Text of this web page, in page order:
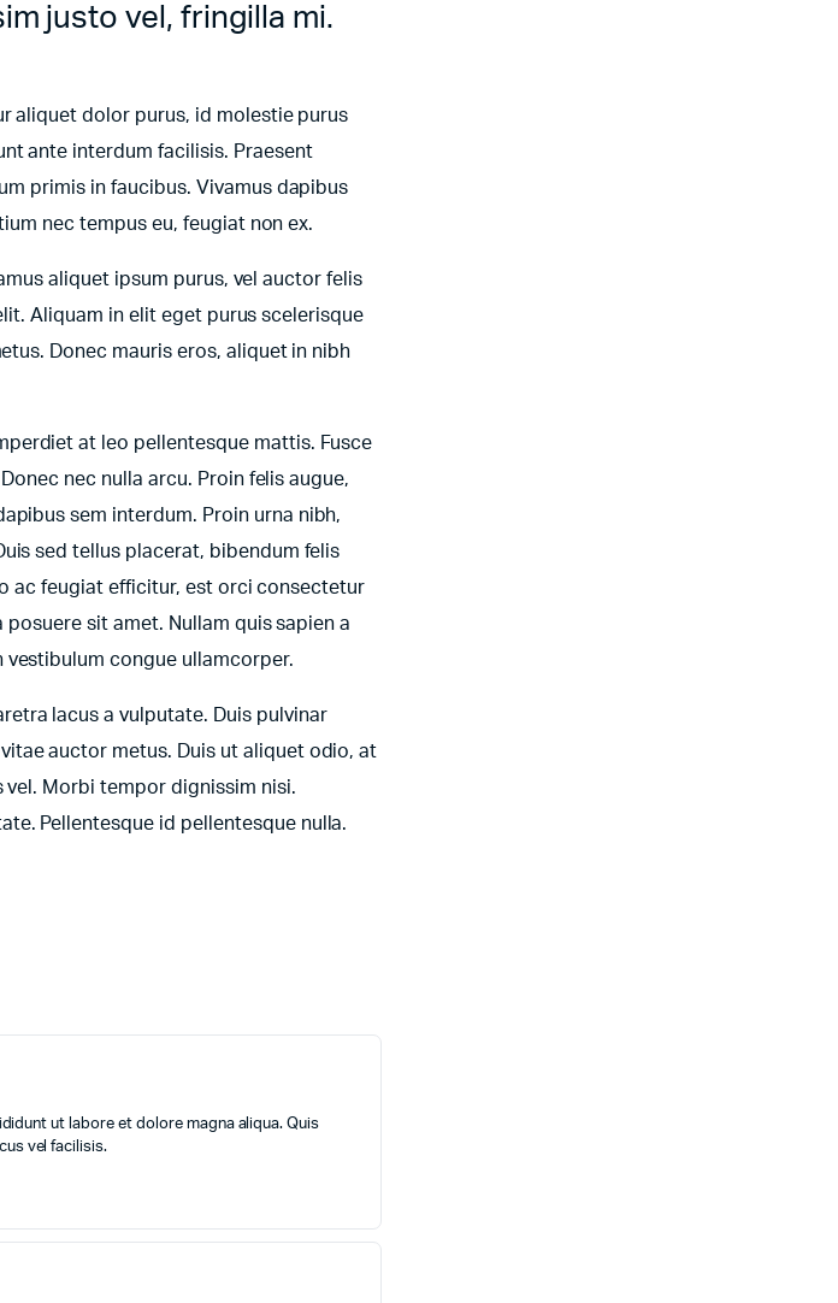
justo vel, fringilla mi.
aliquet dolor purus, id molestie purus
ante interdum facilisis. Praesent
primis in faucibus. Vivamus dapibus
nec tempus eu, feugiat non ex.
aliquet ipsum purus, vel auctor felis
Aliquam in elit eget purus scelerisque
Donec mauris eros, aliquet in nibh
at leo pellentesque mattis. Fusce
nec nulla arcu. Proin felis augue,
sem interdum. Proin urna nibh,
sed tellus placerat, bibendum felis
ac feugiat efficitur, est orci consectetur
sit amet. Nullam quis sapien a
congue ullamcorper.
lacus a vulputate. Duis pulvinar
auctor metus. Duis ut aliquet odio, at
Morbi tempor dignissim nisi.
Pellentesque id pellentesque nulla.
ut labore et dolore magna aliqua. Quis
vel facilisis.